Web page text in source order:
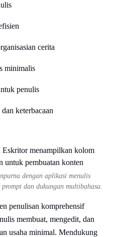
cerita
minimalis
penulis
keterbacaan
dengan aplikasi menulis
dan dukungan multibahasa.
penulisan komprehensif
membuat, mengedit, dan
usaha minimal. Mendukung